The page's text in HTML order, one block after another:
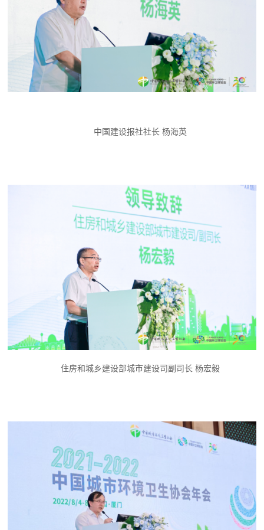
中国建设报社社长 杨海英
住房和城乡建设部城市建设司副司长 杨宏毅